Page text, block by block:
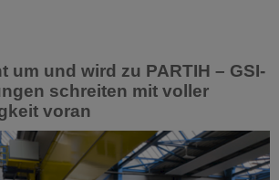
um und wird zu PARTIH – GSI-
schreiten mit voller
voran